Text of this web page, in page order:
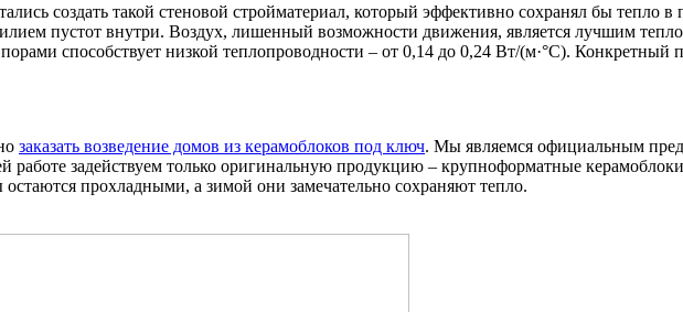
создать такой стеновой стройматериал, который эффективно сохранял бы
пустот внутри. Воздух, лишенный возможности движения, является лучшим
способствует низкой теплопроводности – от 0,14 до 0,24 Вт/(м·°C). Конкретный
заказать возведение домов из керамоблоков под ключ. Мы являемся официальным
работе задействуем только оригинальную продукцию – крупноформатные
прохладными, а зимой они замечательно сохраняют тепло.